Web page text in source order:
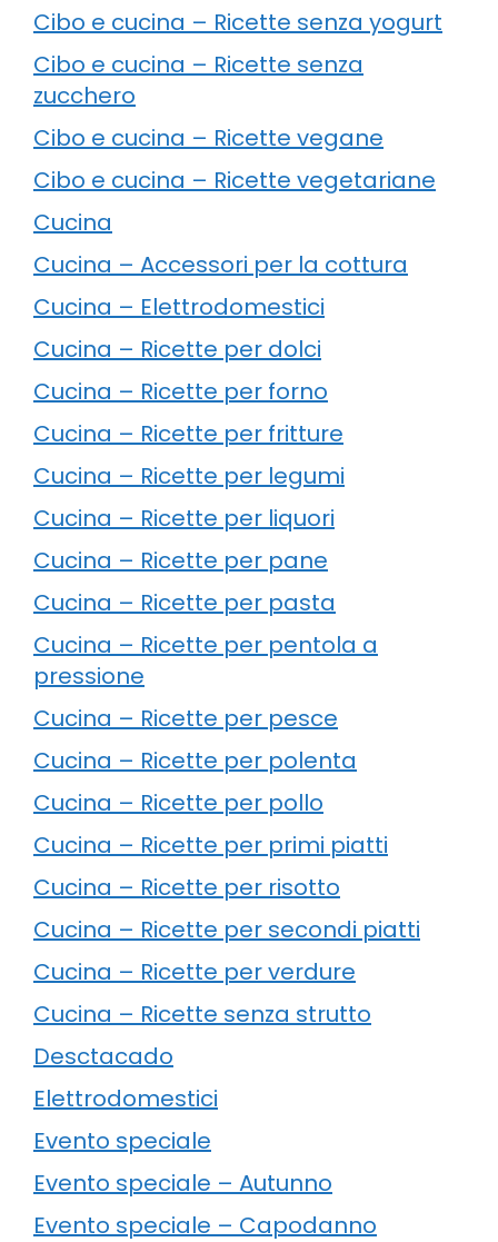
Cibo e cucina – Ricette senza yogurt
Cibo e cucina – Ricette senza
zucchero
Cibo e cucina – Ricette vegane
Cibo e cucina – Ricette vegetariane
Cucina
Cucina – Accessori per la cottura
Cucina – Elettrodomestici
Cucina – Ricette per dolci
Cucina – Ricette per forno
Cucina – Ricette per fritture
Cucina – Ricette per legumi
Cucina – Ricette per liquori
Cucina – Ricette per pane
Cucina – Ricette per pasta
Cucina – Ricette per pentola a
pressione
Cucina – Ricette per pesce
Cucina – Ricette per polenta
Cucina – Ricette per pollo
Cucina – Ricette per primi piatti
Cucina – Ricette per risotto
Cucina – Ricette per secondi piatti
Cucina – Ricette per verdure
Cucina – Ricette senza strutto
Desctacado
Elettrodomestici
Evento speciale
Evento speciale – Autunno
Evento speciale – Capodanno